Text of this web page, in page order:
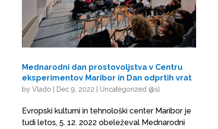
Mednarodni dan prostovoljstva v Centru
eksperimentov Maribor in Dan odprtih vrat
by Vlado Dec 9, 2022 Uncategorized @sl
Evropski kulturni in tehnološki center Maribor je
tudi letos, 5. 12. 2022 obeleževal Mednarodni